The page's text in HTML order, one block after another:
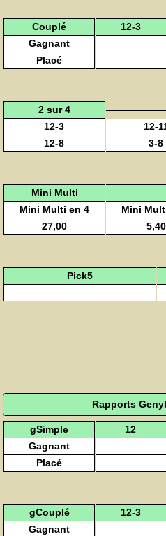
Couplé 12-3
Gagnant
Placé
2 sur 4
12-3
12-
12-8
3-8
Mini Multi
Mini Multi en 4
Mini
27,00
5,40
Pick5
Rapports
gSimple 12
Gagnant
Placé
gCouplé 12-3
Gagnant